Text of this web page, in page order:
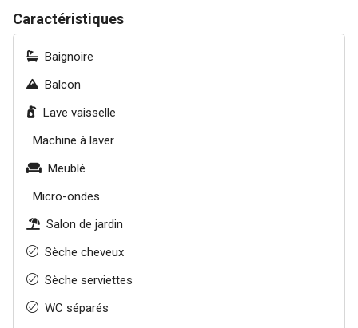
Caractéristiques
Baignoire
Balcon
Lave vaisselle
Machine à laver
Meublé
Micro-ondes
Salon de jardin
Sèche cheveux
Sèche serviettes
WC séparés